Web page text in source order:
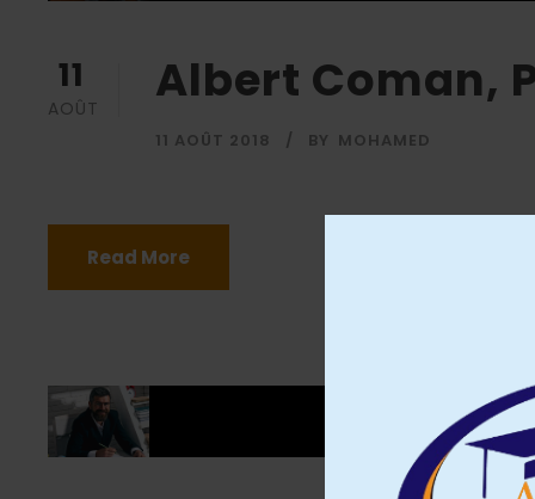
11
AOÛT Albert Coman,
11 AOÛT 2018 BY MOHAMED
Read More